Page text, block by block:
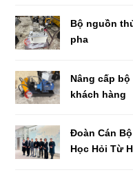
Bộ nguồn
pha
Nâng cấp
khách hàng
Đoàn Cán
Học Hỏi Từ